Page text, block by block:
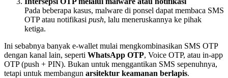
Pada beberapa kasus, malware di ponsel dapat membaca SMS
OTP atau notifikasi push, lalu meneruskannya ke pihak
ketiga.
Ini sebabnya banyak e-wallet mulai mengkombinasikan SMS OTP
dengan kanal lain, seperti WhatsApp OTP, Voice OTP, atau in-app
OTP (push + PIN). Bukan untuk menggantikan SMS sepenuhnya,
tetapi untuk membangun arsitektur keamanan berlapis.